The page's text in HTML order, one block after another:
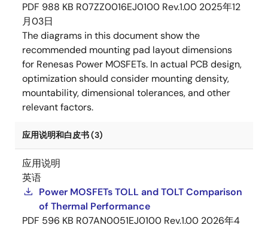
PDF 988 KB R07ZZ0016EJ0100 Rev.1.00 2025年12
月03日
The diagrams in this document show the
recommended mounting pad layout dimensions
for Renesas Power MOSFETs. In actual PCB design,
optimization should consider mounting density,
mountability, dimensional tolerances, and other
relevant factors.
应用说明和白皮书 (3)
应用说明
英语
Power MOSFETs TOLL and TOLT Comparison
of Thermal Performance
PDF 596 KB R07AN0051EJ0100 Rev.1.00 2026年4